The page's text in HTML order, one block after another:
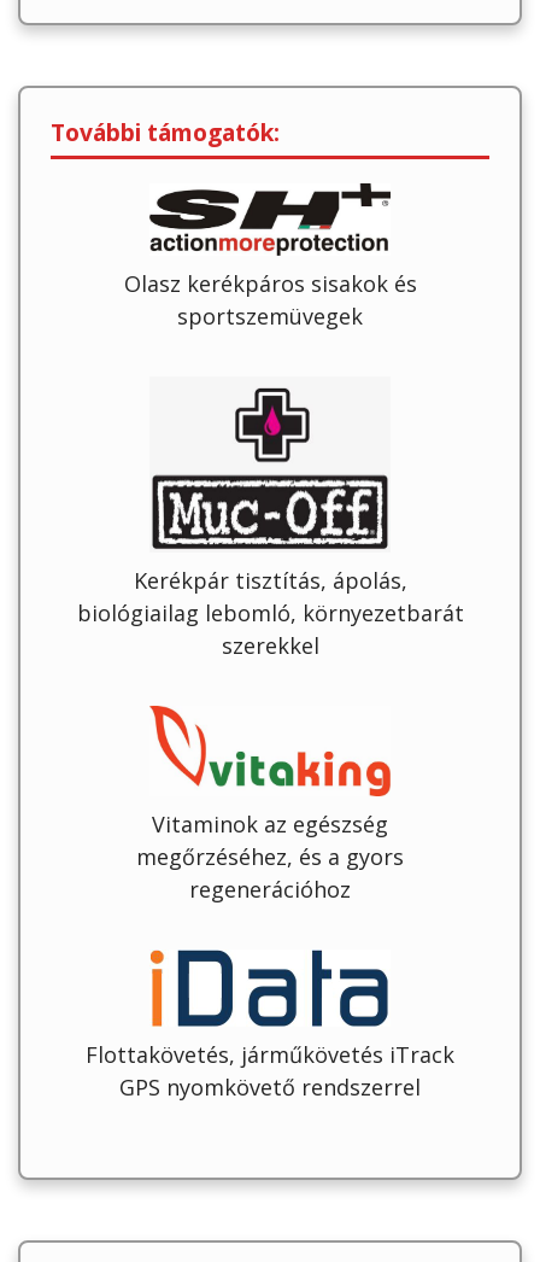
További támogatók:
Olasz kerékpáros sisakok és
sportszemüvegek
Kerékpár tisztítás, ápolás,
biológiailag lebomló, környezetbarát
szerekkel
Vitaminok az egészség
megőrzéséhez, és a gyors
regenerációhoz
Flottakövetés, járműkövetés iTrack
GPS nyomkövető rendszerrel